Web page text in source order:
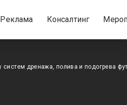
Реклама Консалтинг
систем дренажа, полива и подогрева